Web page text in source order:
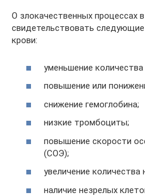
О злокачественных процессах
свидетельствовать следующие
крови:
уменьшение
повышение или
снижение гемоглобина;
низкие тромбоциты;
повышение скорости
(СОЭ);
увеличение количества
наличие незрелых